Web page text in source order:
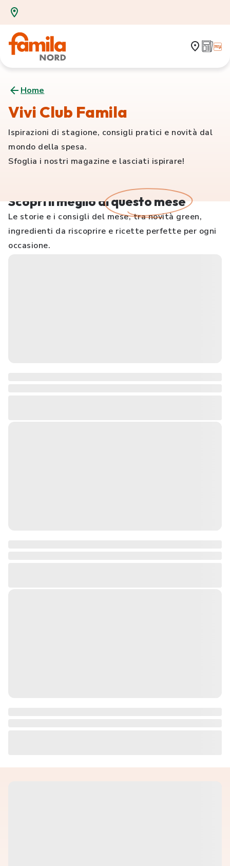
Home
Vivi Club Famila
Ispirazioni di stagione, consigli pratici e novità dal
mondo della spesa.
Sfoglia i nostri magazine e lasciati ispirare!
Scopri il meglio diquesto mese
Le storie e i consigli del mese, tra novità green,
ingredienti da riscoprire e ricette perfette per ogni
occasione.